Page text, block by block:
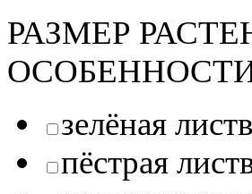
РАЗМЕР
зелёная
пёстрая